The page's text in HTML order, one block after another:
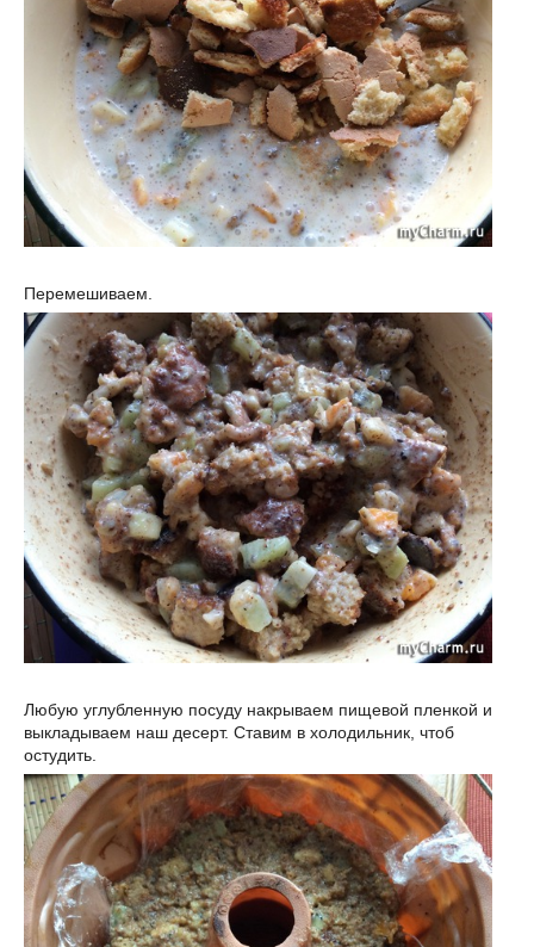
Перемешиваем.
Любую углубленную посуду накрываем пищевой пленкой и
выкладываем наш десерт. Ставим в холодильник, чтоб
остудить.